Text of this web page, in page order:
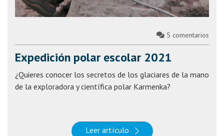
5 comentarios
Expedición polar escolar 2021
¿Quieres conocer los secretos de los glaciares de la mano
de la exploradora y científica polar Karmenka?
Leer artículo